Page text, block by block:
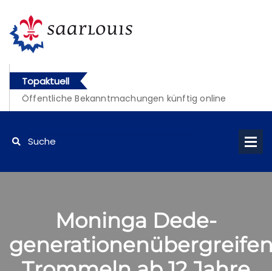
Topaktuell
Öffentliche Bekanntmachungen künftig online
abrufbar
Moninga Dede-